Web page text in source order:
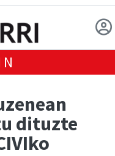
dituzte